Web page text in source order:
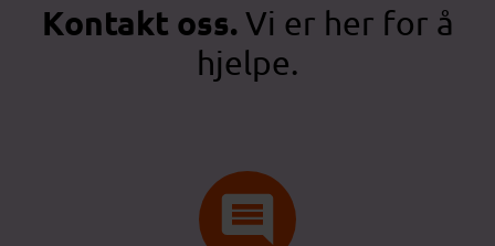
Kontakt oss.Vi er her for å
hjelpe.